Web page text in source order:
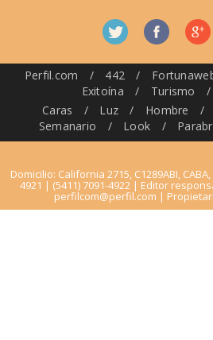
Perfil.com / 442 /
Exitoína
/ Turismo /
Caras
/ Luz / Hombre /
Semanario
/ Look /
Domicilio: California 2715, C1289ABI,
4921 | (5411) 7091-4922 | Editor
perfilcom@perfil.com |